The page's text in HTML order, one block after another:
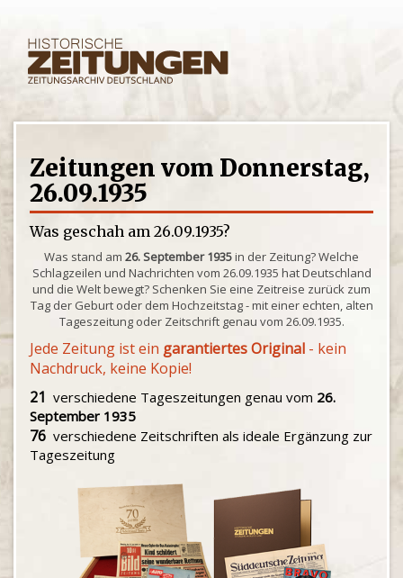
Zeitungen vom Donnerstag,
26.09.1935
Was geschah am 26.09.1935?
Was stand am 26. September 1935in der Zeitung? Welche
Schlagzeilen und Nachrichten vom 26.09.1935 hat Deutschland
und die Welt bewegt? Schenken Sie eine Zeitreise zurück zum
Tag der Geburt oder dem Hochzeitstag - mit einer echten, alten
Tageszeitung oder Zeitschrift genau vom 26.09.1935.
Jede Zeitung ist ein garantiertes Original - kein
Nachdruck, keine Kopie!
21 verschiedene Tageszeitungen genau vom 26.
September 1935
76 verschiedene Zeitschriften als ideale Ergänzung zur
Tageszeitung